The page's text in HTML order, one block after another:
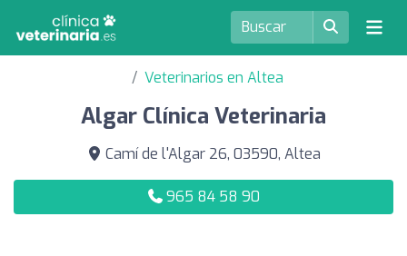
Veterinarios en Altea
Algar Clínica Veterinaria
Camí de l'Algar 26, 03590, Altea
965 84 58 90